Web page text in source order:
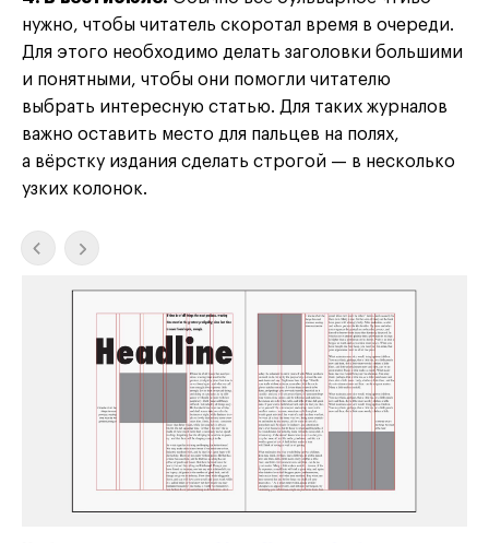
нужно, чтобы читатель скоротал время в очереди.
Для этого необходимо делать заголовки большими
и понятными, чтобы они помогли читателю
выбрать интересную статью. Для таких журналов
важно оставить место для пальцев на полях,
а вёрстку издания сделать строгой — в несколько
узких колонок.